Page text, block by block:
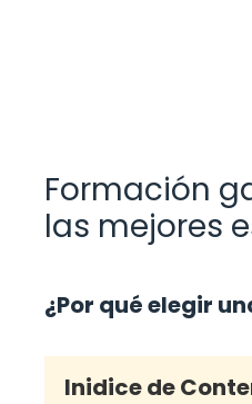
Formación
las mejores
¿Por qué elegir
Inidice de